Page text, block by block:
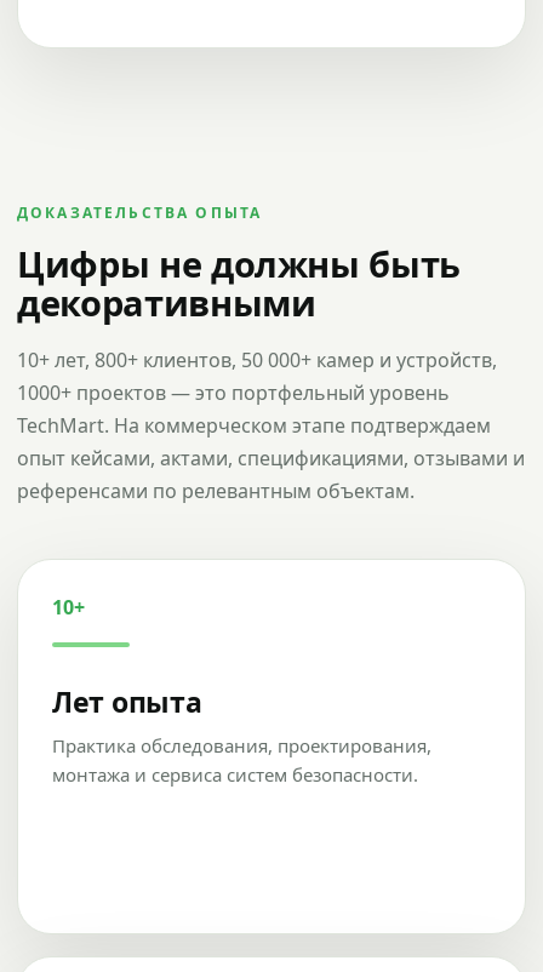
ДОКАЗАТЕЛЬСТВА ОПЫТА
Цифры не должны быть
декоративными
10+ лет, 800+ клиентов, 50 000+ камер и устройств,
1000+ проектов — это портфельный уровень
TechMart. На коммерческом этапе подтверждаем
опыт кейсами, актами, спецификациями, отзывами и
референсами по релевантным объектам.
10+
Лет опыта
Практика обследования, проектирования,
монтажа и сервиса систем безопасности.